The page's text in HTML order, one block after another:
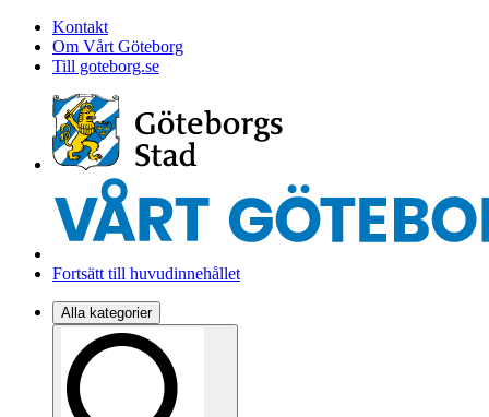
Kontakt
Om Vårt Göteborg
Till goteborg.se
Fortsätt till huvudinnehållet
Alla kategorier